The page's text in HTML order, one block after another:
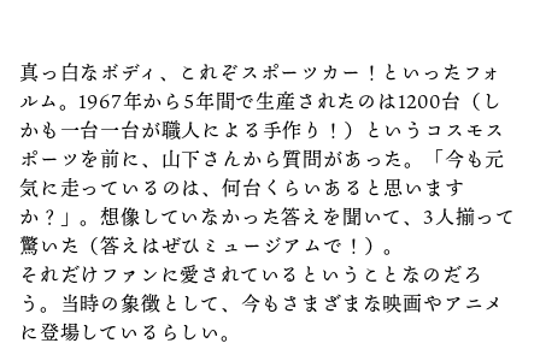
真っ白なボディ、これぞスポーツカー！といったフォ
ルム。1967年から5年間で生産されたのは1200台（し
かも一台一台が職人による手作り！）というコスモス
ポーツを前に、山下さんから質問があった。「今も元
気に走っているのは、何台くらいあると思います
か？」。想像していなかった答えを聞いて、3人揃って
驚いた（答えはぜひミュージアムで！）。
それだけファンに愛されているということなのだろ
う。当時の象徴として、今もさまざまな映画やアニメ
に登場しているらしい。